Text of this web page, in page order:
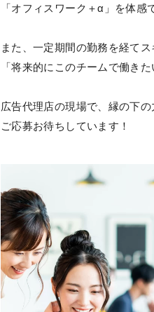
「オフィスワーク＋α」を体感
また、一定期間の勤務を経て
「将来的にこのチームで働き
広告代理店の現場で、縁の下
ご応募お待ちしています！